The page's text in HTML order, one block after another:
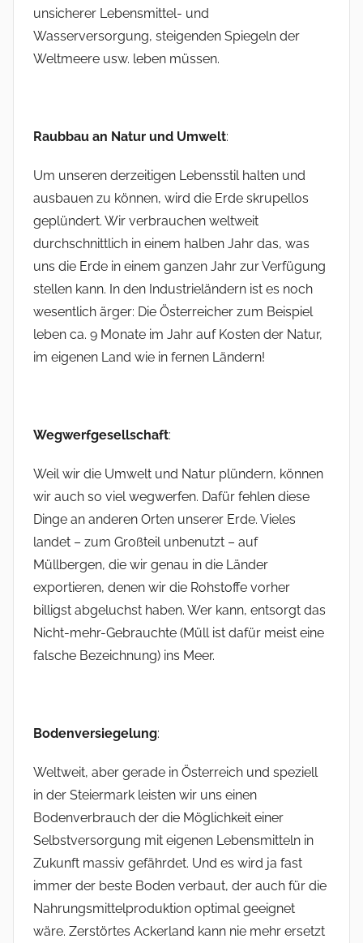
unsicherer Lebensmittel- und
Wasserversorgung, steigenden Spiegeln der
Weltmeere usw. leben müssen.
Raubbau an Natur und Umwelt:
Um unseren derzeitigen Lebensstil halten und
ausbauen zu können, wird die Erde skrupellos
geplündert. Wir verbrauchen weltweit
durchschnittlich in einem halben Jahr das, was
uns die Erde in einem ganzen Jahr zur Verfügung
stellen kann. In den Industrieländern ist es noch
wesentlich ärger: Die Österreicher zum Beispiel
leben ca. 9 Monate im Jahr auf Kosten der Natur,
im eigenen Land wie in fernen Ländern!
Wegwerfgesellschaft:
Weil wir die Umwelt und Natur plündern, können
wir auch so viel wegwerfen. Dafür fehlen diese
Dinge an anderen Orten unserer Erde. Vieles
landet – zum Großteil unbenutzt – auf
Müllbergen, die wir genau in die Länder
exportieren, denen wir die Rohstoffe vorher
billigst abgeluchst haben. Wer kann, entsorgt das
Nicht-mehr-Gebrauchte (Müll ist dafür meist eine
falsche Bezeichnung) ins Meer.
Bodenversiegelung:
Weltweit, aber gerade in Österreich und speziell
in der Steiermark leisten wir uns einen
Bodenverbrauch der die Möglichkeit einer
Selbstversorgung mit eigenen Lebensmitteln in
Zukunft massiv gefährdet. Und es wird ja fast
immer der beste Boden verbaut, der auch für die
Nahrungsmittelproduktion optimal geeignet
wäre. Zerstörtes Ackerland kann nie mehr ersetzt